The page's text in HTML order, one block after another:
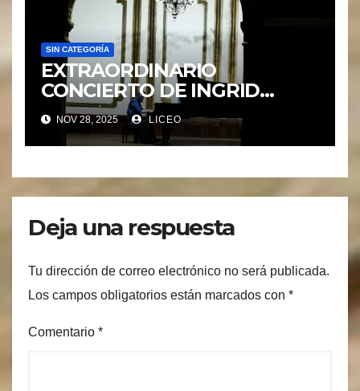
SIN CATEGORÍA
EXTRAORDINARIO
CONCIERTO DE INGRID
CUSIDO.
NOV 28, 2025 LICEO
Deja una respuesta
Tu dirección de correo electrónico no será publicada.
Los campos obligatorios están marcados con *
Comentario *